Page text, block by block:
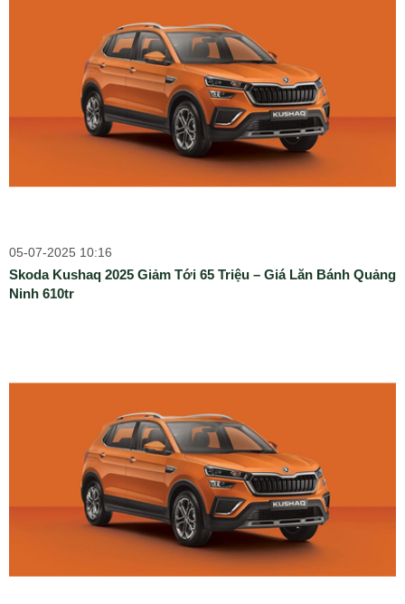
05-07-2025 10:16
Skoda Kushaq 2025 Giảm Tới 65 Triệu – Giá Lăn Bánh Quảng
Ninh 610tr